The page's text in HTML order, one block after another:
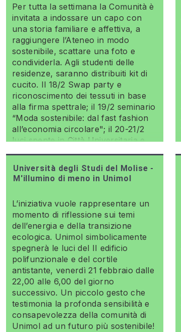
Per tutta la settimana la Comunità è
invitata a indossare un capo con
una storia familiare e affettiva, a
raggiungere l’Ateneo in modo
sostenibile, scattare una foto e
condividerla. Agli studenti delle
residenze, saranno distribuiti kit di
cucito. Il 18/2 Swap party e
riconoscimento dei tessuti in base
alla firma spettrale; il 19/2 seminario
“Moda sostenibile: dal fast fashion
all’economia circolare"; il 20-21/2
luci spente in Città Universitaria e
Università degli Studi del Molise -
M'illumino di meno in Unimol
L’iniziativa vuole rappresentare un
momento di riflessione sui temi
dell’energia e della transizione
ecologica. Unimol simbolicamente
spegnerà le luci del II edificio
polifunzionale e del cortile
antistante, venerdì 21 febbraio dalle
22,00 alle 6,00 del giorno
successivo. Un piccolo gesto che
testimonia la profonda sensibilità e
consapevolezza della comunità di
Unimol ad un futuro più sostenibile!